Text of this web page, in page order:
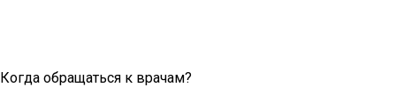
Когда обращаться к врачам?